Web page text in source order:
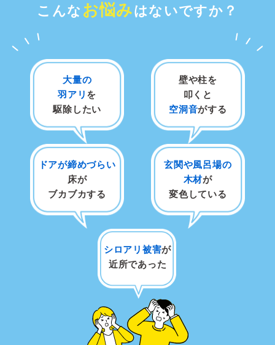
こんな お悩みはないですか？
大量の
羽アリ を
駆除したい
壁や柱を
叩くと
空洞音がする
ドアが締めづらい
床が
ブカブカする
玄関や風呂場の
木材が
変色している
シロアリ被害が
近所であった